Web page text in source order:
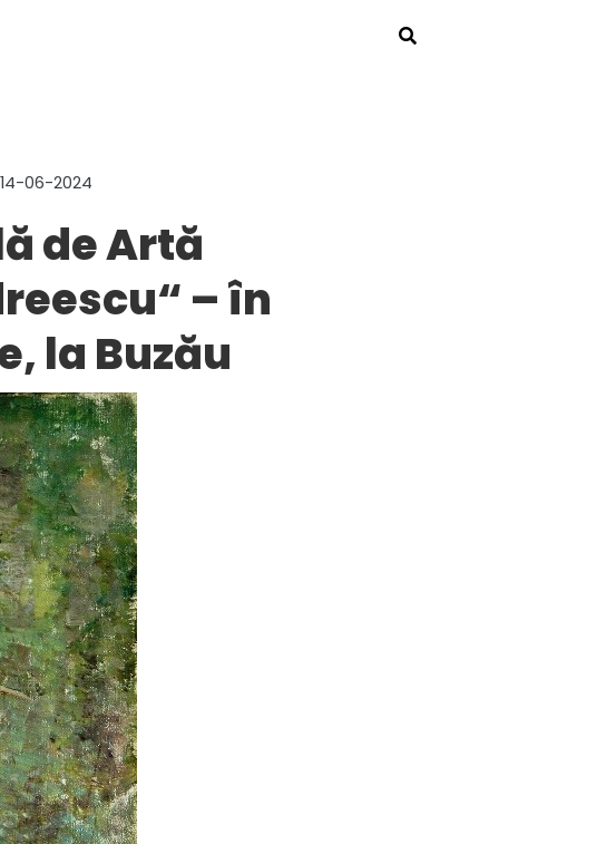
14-06-2024
de Artă
– în
la Buzău